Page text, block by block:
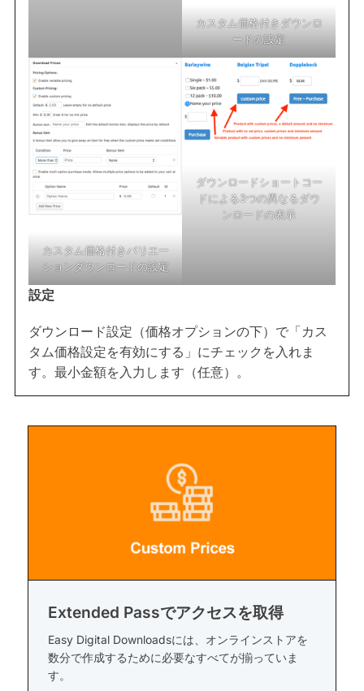
カスタム価格付きダウンロ
ードの設定
カスタム価格付きバリエー
ションダウンロードの設定
ダウンロードショートコー
ドによる3つの異なるダウ
ンロードの表示
設定
ダウンロード設定（価格オプションの下）で「カス
タム価格設定を有効にする」にチェックを入れま
す。最小金額を入力します（任意）。
Extended Passでアクセスを取得
Easy Digital Downloadsには、オンラインストアを
数分で作成するために必要なすべてが揃っていま
す。